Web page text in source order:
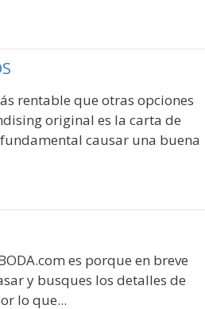
rentable que otras opciones
original es la carta de
causar una buena
es porque en breve
y busques los detalles de
lo que...